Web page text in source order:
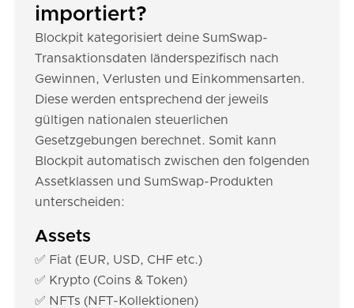
importiert?
Blockpit kategorisiert deine SumSwap-
Transaktionsdaten länderspezifisch nach
Gewinnen, Verlusten und Einkommensarten.
Diese werden entsprechend der jeweils
gültigen nationalen steuerlichen
Gesetzgebungen berechnet. Somit kann
Blockpit automatisch zwischen den folgenden
Assetklassen und SumSwap-Produkten
unterscheiden:
Assets
✅ Fiat (EUR, USD, CHF etc.)
✅ Krypto (Coins & Token)
✅ NFTs (NFT-Kollektionen)